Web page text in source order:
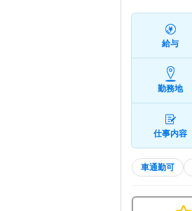
給与
勤務地
仕事内容
車通勤可